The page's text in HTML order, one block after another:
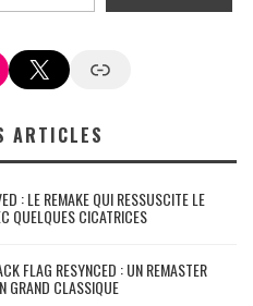
X Google News
ARTICLES
: LE REMAKE QUI RESSUSCITE LE
QUELQUES CICATRICES
FLAG RESYNCED : UN REMASTER
GRAND CLASSIQUE